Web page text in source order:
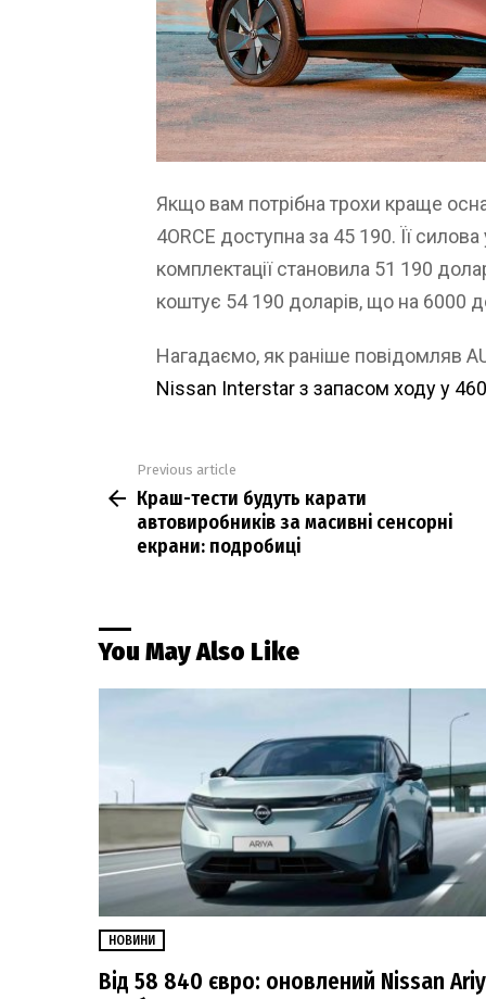
Якщо вам потрібна трохи краще
4ORCE доступна за 45 190. Її
комплектації становила 51 190
коштує 54 190 доларів, що на 6000
Нагадаємо, як раніше повідомляв
Nissan Interstar з запасом ходу у
more
Previous article
Краш-тести будуть карати
автовиробників за масивні сенсорні
екрани: подробиці
You May Also Like
НОВИНИ
Від 58 840 євро: оновлений Nissan